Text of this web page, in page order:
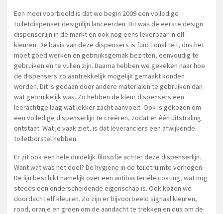
Een mooi voorbeeld is dat we begin 2009 een volledige
toiletdispenser designlijn lanceerden. Dit was de eerste design
dispenserlijn in de markt en ook nog eens leverbaar in elf
kleuren. De basis van deze dispensers is functionaliteit, dus het
moet goed werken en gebruiksgemak bezitten, eenvoudig te
gebruiken en te vullen zijn. Daarna hebben we gekeken naar hoe
de dispensers zo aantrekkelijk mogelijk gemaakt konden
worden. Dit is gedaan door andere materialen te gebruiken dan
wat gebruikelijk was. Zo hebben de kleur dispensers een
leerachtige laag wat lekker zacht aanvoelt. Ook is gekozen om
een volledige dispenserlijn te creëren, zodat er één uitstraling
ontstaat. Wat je vaak ziet, is dat leveranciers een afwijkende
toiletborstel hebben.
Er zit ook een hele duidelijk filosofie achter deze dispenserlijn.
Want wat was het doel? De hygiëne in de toiletruimte verhogen.
De lijn beschikt namelijk over een antibacteriële coating, wat nog
steeds een onderscheidende eigenschap is. Ook kozen we
doordacht elf kleuren. Zo zijn er bijvoorbeeld signaal kleuren,
rood, oranje en groen om de aandacht te trekken en dus om de